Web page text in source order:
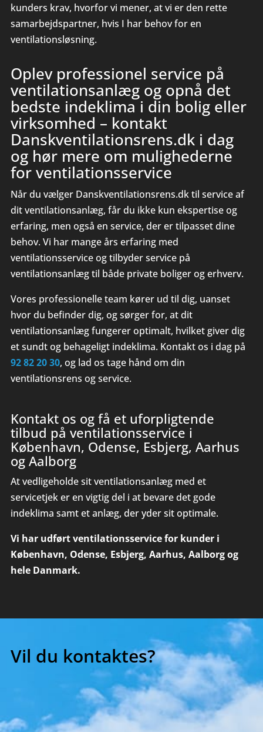
kunders krav, hvorfor vi mener, at vi er den rette
samarbejdspartner, hvis I har behov for en
ventilationsløsning.
Oplev professionel service på
ventilationsanlæg og opnå det
bedste indeklima i din bolig eller
virksomhed – kontakt
Danskventilationsrens.dk i dag
og hør mere om mulighederne
for ventilationsservice
Når du vælger Danskventilationsrens.dk til service af
dit ventilationsanlæg, får du ikke kun ekspertise og
erfaring, men også en service, der er tilpasset dine
behov. Vi har mange års erfaring med
ventilationsservice og tilbyder service på
ventilationsanlæg til både private boligerog erhverv.
Vores professionelle team kører ud til dig, uanset
hvor du befinder dig, og sørger for, at dit
ventilationsanlæg fungerer optimalt, hvilket giver dig
et sundt og behageligt indeklima. Kontakt os i dag på
92 82 20 30, og lad os tage hånd om din
ventilationsrens og service.
Kontakt os og få et uforpligtende
tilbud på ventilationsservice i
København, Odense, Esbjerg, Aarhus
og Aalborg
At vedligeholde sit ventilationsanlæg med et
servicetjek er en vigtig del i at bevare det gode
indeklima samt et anlæg, der yder sit optimale.
Vi har udført ventilationsservice for kunder i
København, Odense, Esbjerg, Aarhus, Aalborg og
hele Danmark.
Vil du kontaktes?